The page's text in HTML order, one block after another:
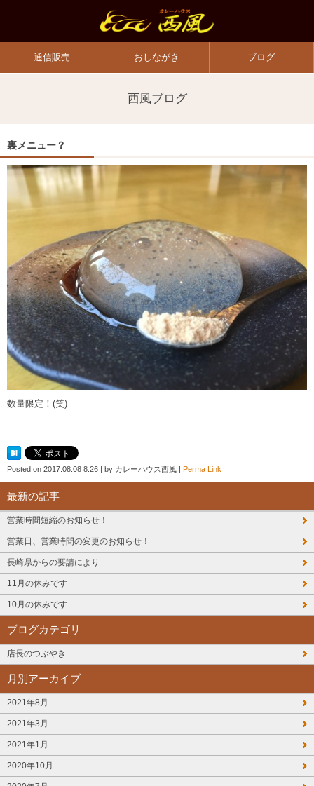
通信販売 おしながき ブログ
西風ブログ
裏メニュー？
数量限定！(笑)
Posted on 2017.08.08 8:26 | by カレーハウス西風 | Perma Link
最新の記事
営業時間短縮のお知らせ！
営業日、営業時間の変更のお知らせ！
長崎県からの要請により
11月の休みです
10月の休みです
ブログカテゴリ
店長のつぶやき
月別アーカイブ
2021年8月
2021年3月
2021年1月
2020年10月